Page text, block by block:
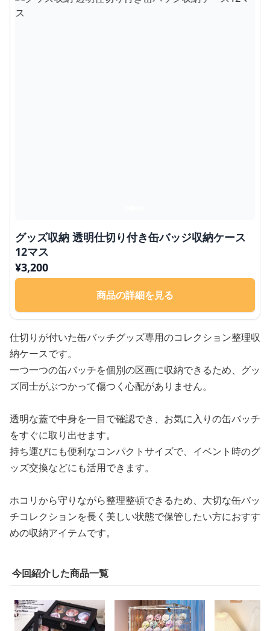
グッズ収納 透明仕切り付き缶バッジ収納ケース
12マス
¥3,200
商品の詳細を見る
仕切りが付いた缶バッチグッズ専用のコレクション整理収
納ケースです。
一つ一つの缶バッチを個別の区画に収納できるため、グッ
ズ同士がぶつかって傷つく心配がありません。
透明な蓋で中身を一目で確認でき、お気に入りの缶バッチ
をすぐに取り出せます。
持ち運びにも便利なコンパクトサイズで、イベント時のグ
ッズ交換などにも活用できます。
ホコリから守りながら整理整頓できるため、大切な缶バッ
チコレクションを長く美しい状態で保管したい方におすす
めの収納アイテムです。
今回紹介した商品一覧